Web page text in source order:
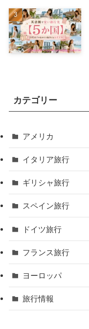
カテゴリー
アメリカ
イタリア旅行
ギリシャ旅行
スペイン旅行
ドイツ旅行
フランス旅行
ヨーロッパ
旅行情報